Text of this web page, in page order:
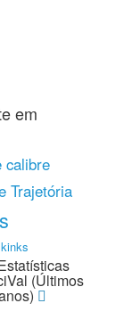
calibre
Trajetória
kinks
em
(Últimos